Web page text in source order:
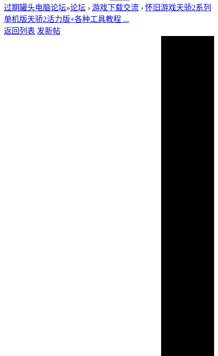
过期罐头电脑论坛»论坛 › 游戏下载交流 › 怀旧游戏天骄2系列
单机版天骄2活力版+各种工具教程 ...
返回列表 发新帖